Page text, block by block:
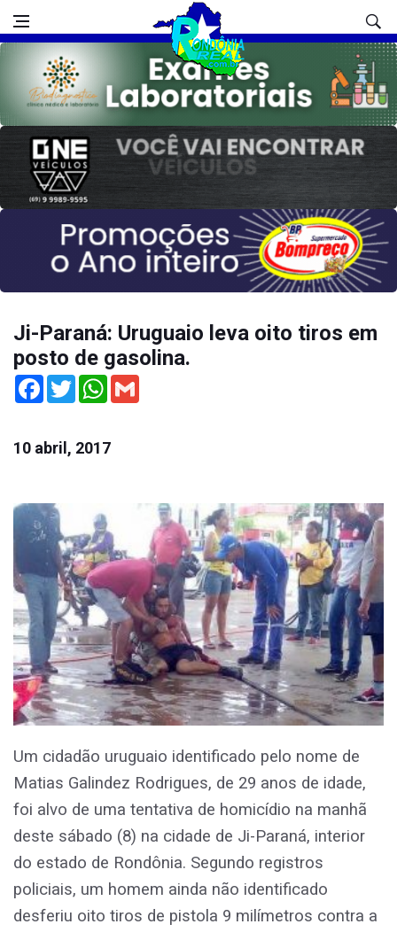
Ji-Paraná: Uruguaio leva oito tiros em
posto de gasolina.
Facebook
TwitterWhatsApp
10 abril, 2017
Um cidadão uruguaio identificado pelo nome de
Matias Galindez Rodrigues, de 29 anos de idade,
foi alvo de uma tentativa de homicídio na manhã
deste sábado (8) na cidade de Ji-Paraná, interior
do estado de Rondônia. Segundo registros
policiais, um homem ainda não identificado
desferiu oito tiros de pistola 9 milímetros contra a